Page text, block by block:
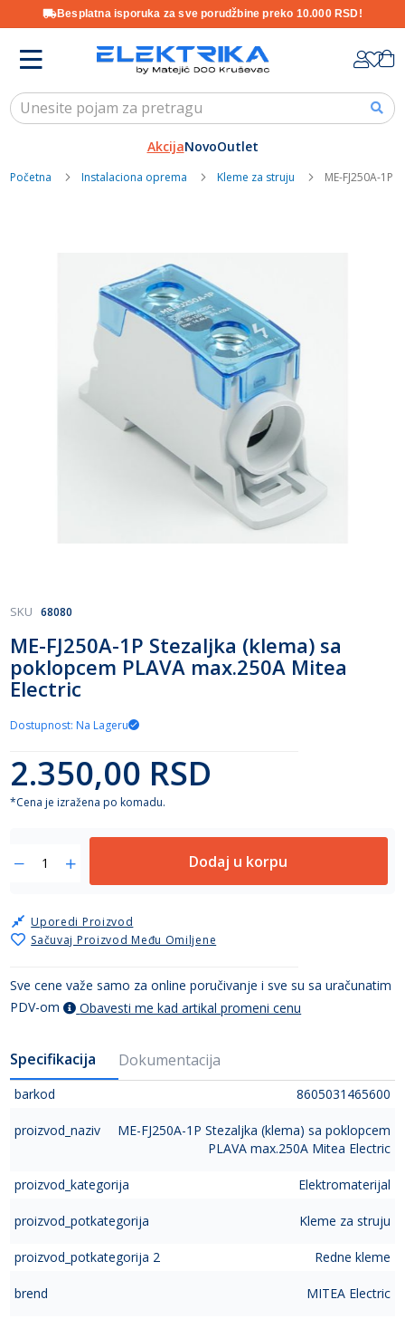
Besplatna isporuka za sve porudžbine preko 10.000 RSD!
Content
AkcijaNovoOutlet
Početna Instalaciona oprema Kleme za struju ME-FJ250A-1P
Skip
the
beginning
of
the
images
gallery
ME-FJ250A-1P Stezaljka (klema) sa
poklopcem PLAVA max.250A Mitea
Electric
SKU 68080
Dostupnost: Na Lageru
2.350,00 RSD
*Cena je izražena po komadu.
Dodaj u korpu
Sačuvaj Proizvod Među Omiljene
Uporedi Proizvod
Sve cene važe samo za online poručivanje i sve su sa uračunatim
PDV-om
Obavesti me kad artikal promeni cenu
Specifikacija Dokumentacija
barkod 8605031465600
proizvod_naziv
ME-FJ250A-1P Stezaljka (klema) sa poklopcem
PLAVA max.250A Mitea Electric
proizvod_kategorija Elektromaterijal
proizvod_potkategorija Kleme za struju
proizvod_potkategorija 2 Redne kleme
brend MITEA Electric